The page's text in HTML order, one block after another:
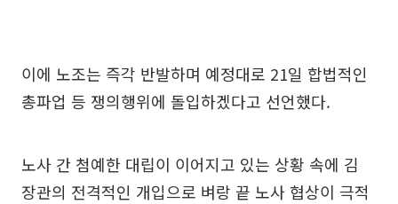
이에 노조는 즉각 반발하며 예정대로 21일 합법적인
총파업 등 쟁의행위에 돌입하겠다고 선언했다.
노사 간 첨예한 대립이 이어지고 있는 상황 속에 김
장관의 전격적인 개입으로 벼랑 끝 노사 협상이 극적